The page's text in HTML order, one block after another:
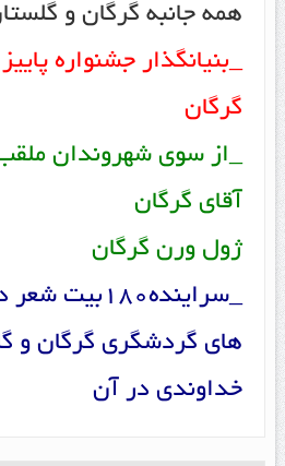
همه جانبه گرگان و
_بنیانگذار جشنواره
گرگان
_از سوی شهروندان
آقای گرگان
ژول ورن گرگان
های گردشگری گرگان و
خداوندی در آن